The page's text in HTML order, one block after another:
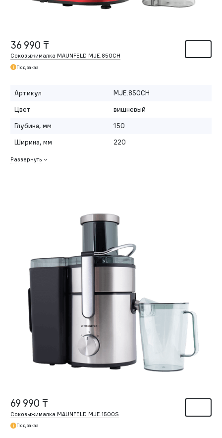
36 990 ₸
Соковыжималка MAUNFELD MJE.850CH
Под заказ
Артикул
MJE.850CH
Цвет
вишневый
Глубина, мм
150
Ширина, мм
220
Развернуть
69 990 ₸
Соковыжималка MAUNFELD MJE.1500S
Под заказ